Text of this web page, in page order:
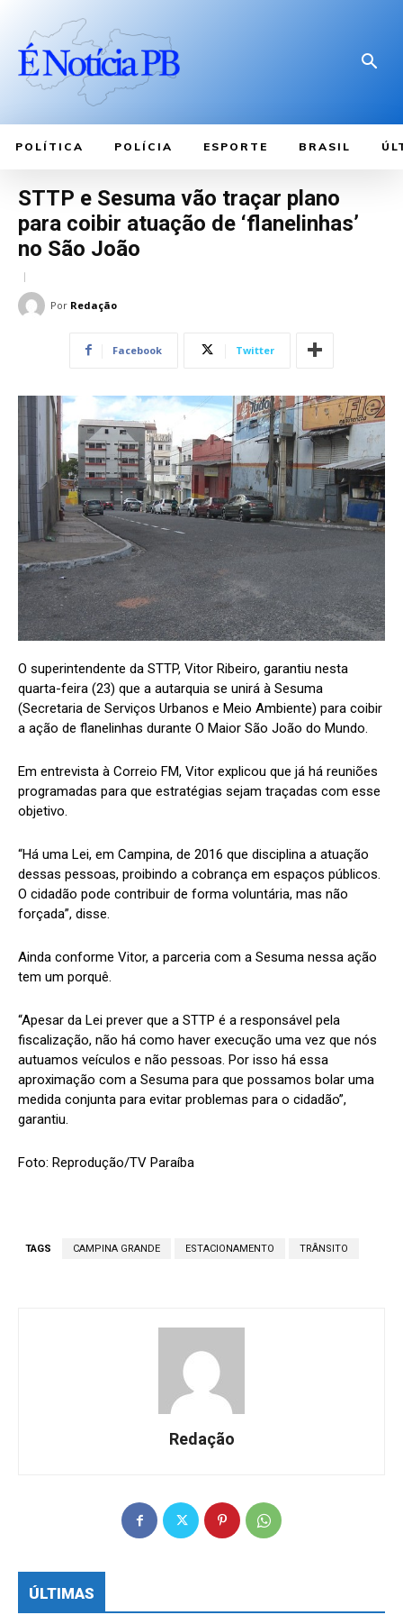
POLÍTICA POLÍCIA ESPORTE BRASIL
STTP e Sesuma vão traçar plano
para coibir atuação de ‘flanelinhas’
no São João
Por Redação
Facebook Twitter
O superintendente da STTP, Vitor Ribeiro, garantiu nesta
quarta-feira (23) que a autarquia se unirá à Sesuma
(Secretaria de Serviços Urbanos e Meio Ambiente) para coibir
a ação de flanelinhas durante O Maior São João do Mundo.
Em entrevista à Correio FM, Vitor explicou que já há reuniões
programadas para que estratégias sejam traçadas com esse
objetivo.
“Há uma Lei, em Campina, de 2016 que disciplina a atuação
dessas pessoas, proibindo a cobrança em espaços públicos.
O cidadão pode contribuir de forma voluntária, mas não
forçada”, disse.
Ainda conforme Vitor, a parceria com a Sesuma nessa ação
tem um porquê.
“Apesar da Lei prever que a STTP é a responsável pela
fiscalização, não há como haver execução uma vez que nós
autuamos veículos e não pessoas. Por isso há essa
aproximação com a Sesuma para que possamos bolar uma
medida conjunta para evitar problemas para o cidadão”,
garantiu.
Foto: Reprodução/TV Paraíba
TAGS CAMPINA GRANDE ESTACIONAMENTO TRÂNSITO
Redação
ÚLTIMAS